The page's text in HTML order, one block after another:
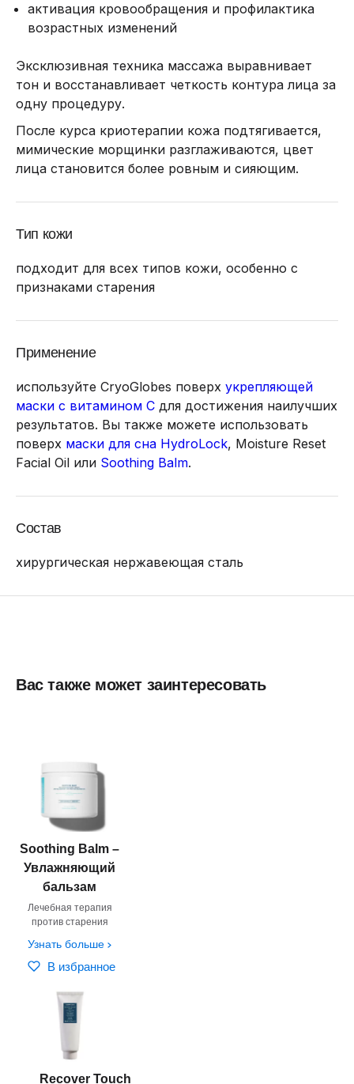
активация кровообращения и профилактика
возрастных изменений
Эксклюзивная техника массажа выравнивает
тон и восстанавливает четкость контура лица за
одну процедуру.
После курса криотерапии кожа подтягивается,
мимические морщинки разглаживаются, цвет
лица становится более ровным и сияющим.
Тип кожи
подходит для всех типов кожи, особенно с
признаками старения
Применение
используйте CryoGlobes поверх укрепляющей
маски с витамином С для достижения наилучших
результатов. Вы также можете использовать
поверх маски для сна HydroLock, Moisture Reset
Facial Oil или Soothing Balm.
Состав
хирургическая нержавеющая сталь
Вас также может заинтересовать
Soothing Balm –
Увлажняющий
бальзам
Лечебная терапия
против старения
Узнать больше
В избранное
Recover Touch